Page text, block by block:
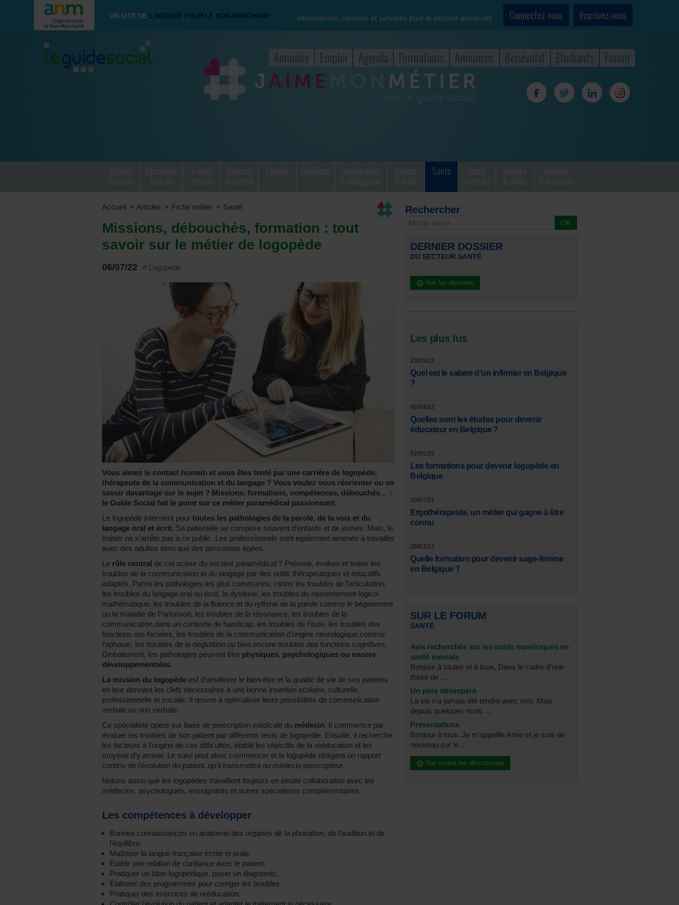
UN SITE DE L'AGENCE POUR LE NON-MARCHAND Informations, conseils et services pour le secteur associatif Connectez-vous Inscrivez-vous
Annuaire Emploi Agenda Formations Annonces Bénévolat Etudiants Forum
Santé
Accueil > Articles > Fiche métier > Santé
Missions, débouchés, formation : tout
savoir sur le métier de logopède
06/07/22 # Logopède
Vous aimez le contact humain et vous êtes tenté par une carrière de logopède,
thérapeute de la communication et du langage ? Vous voulez vous réorienter ou en
savoir davantage sur le sujet ? Missions, formations, compétences, débouchés… :
le Guide Social fait le point sur ce métier paramédical passionnant.
Le logopède intervient pour toutes les pathologies de la parole, de la voix et du
langage oral et écrit. Sa patientèle se compose souvent d’enfants et de jeunes. Mais, le
métier ne s’arrête pas à ce public. Les professionnels sont également amenés à travailler
avec des adultes ainsi que des personnes âgées.
Le rôle central de cet acteur du secteur paramédical ? Prévenir, évaluer et traiter les
troubles de la communication et du langage par des outils thérapeutiques et éducatifs
adaptés. Parmi les pathologies les plus communes, citons les troubles de l’articulation,
les troubles du langage oral ou écrit, la dyslexie, les troubles du raisonnement logico-
mathématique, les troubles de la fluence et du rythme de la parole comme le bégaiement
ou la maladie de Parkinson, les troubles de la résonance, les troubles de la
communication dans un contexte de handicap, les troubles de l’ouïe, les troubles des
fonctions oro-faciales, les troubles de la communication d’origine neurologique comme
l’aphasie, les troubles de la déglutition ou bien encore troubles des fonctions cognitives.
Globalement, les pathologies peuvent être physiques, psychologiques ou encore
développementales.
La mission du logopède est d’améliorer le bien-être et la qualité de vie de ses patients
en leur donnant les clefs nécessaires à une bonne insertion scolaire, culturelle,
professionnelle et sociale. Il œuvre à optimaliser leurs possibilités de communication
verbale ou non verbale.
Ce spécialiste opère sur base de prescription médicale du médecin. Il commence par
évaluer les troubles de son patient par différents tests de logopédie. Ensuite, il recherche
les facteurs à l’origine de ces difficultés, établit les objectifs de la rééducation et les
moyens d’y arriver. Le suivi peut alors commencer et le logopède rédigera un rapport
continu de l’évolution du patient, qu’il transmettra au médecin prescripteur.
Notons aussi que les logopèdes travaillent toujours en étroite collaboration avec les
médecins, psychologues, enseignants et autres spécialistes complémentaires.
Les compétences à développer
Bonnes connaissances en anatomie des organes de la phonation, de l’audition et de
l’équilibre.
Maîtriser la langue française écrite et orale.
Établir une relation de confiance avec le patient.
Pratiquer un bilan logopédique, poser un diagnostic.
Élaborer des programmes pour corriger les troubles.
Pratiquer des exercices de rééducation.
Rechercher
DERNIER DOSSIER
DU SECTEUR SANTÉ
Voir les dossiers
Les plus lus
23/03/22
Quel est le salaire d’un infirmier en Belgique
?
06/04/22
Quelles sont les études pour devenir
éducateur en Belgique ?
02/01/25
Les formations pour devenir logopède en
Belgique
30/07/21
Ergothérapeute, un métier qui gagne à être
connu
28/03/22
Quelle formation pour devenir sage-femme
en Belgique ?
SUR LE FORUM
SANTÉ
Avis recherchés sur les outils numériques en
santé mentale
Bonjour à toutes et à tous, Dans le cadre d'une
thèse de ...
Un père désespéré
La vie n'a jamais été tendre avec moi. Mais
depuis quelques mois, ...
Presentations
Bonjour à tous. Je m'appellle Amio et je suis de
nouveau sur le ...
Voir toutes les discussions